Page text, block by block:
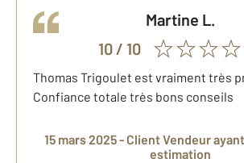
martine L.
10/ 10
Thomas Trigoulet est vraiment très
Confiance totale très bons conseils
15 mars 2025 - Client Vendeur
estimation